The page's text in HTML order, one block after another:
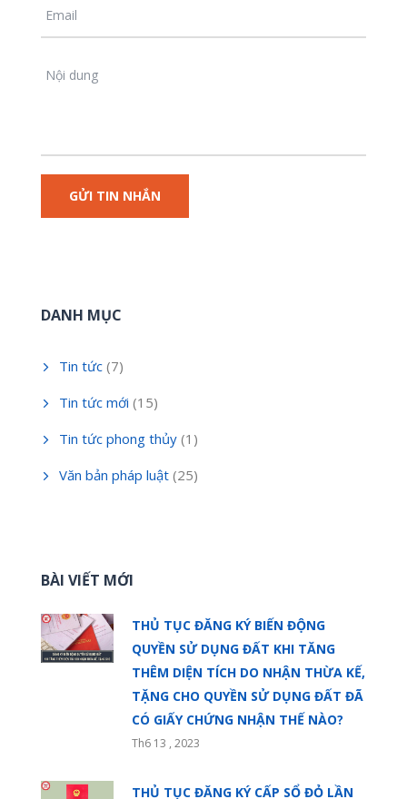
DANH MỤC
Tin tức (7)
Tin tức mới (15)
Tin tức phong thủy (1)
Văn bản pháp luật (25)
BÀI VIẾT MỚI
THỦ TỤC ĐĂNG KÝ BIẾN ĐỘNG
QUYỀN SỬ DỤNG ĐẤT KHI TĂNG
THÊM DIỆN TÍCH DO NHẬN THỪA KẾ,
TẶNG CHO QUYỀN SỬ DỤNG ĐẤT ĐÃ
CÓ GIẤY CHỨNG NHẬN THẾ NÀO?
Th6 13 , 2023
THỦ TỤC ĐĂNG KÝ CẤP SỔ ĐỎ LẦN